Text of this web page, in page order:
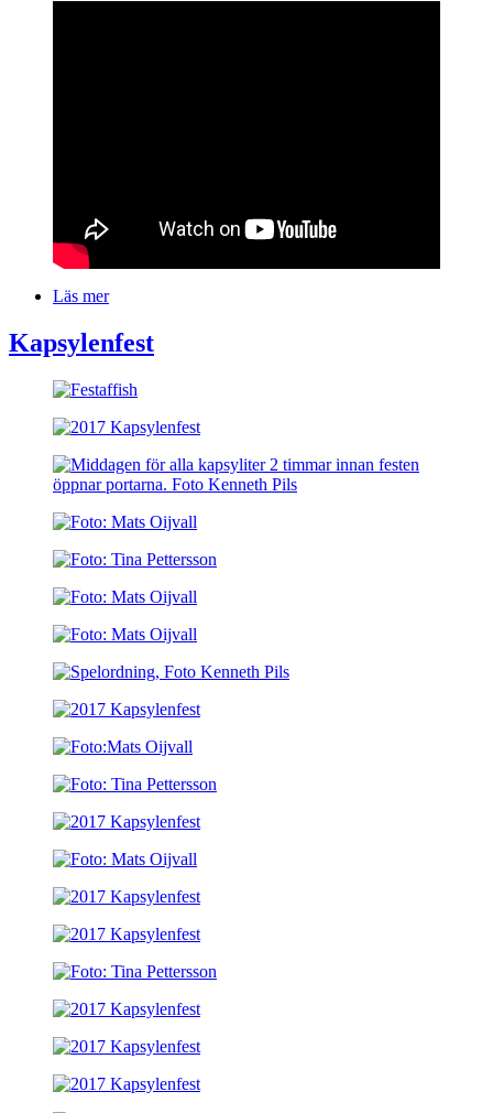
Läs merom
Kapsylenfest